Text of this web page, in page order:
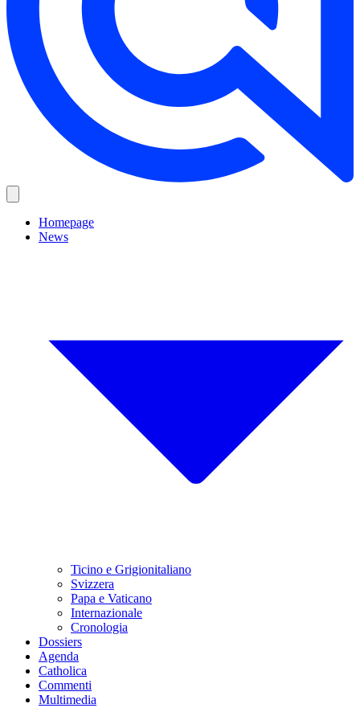
Homepage
News
Ticino e Grigionitaliano
Svizzera
Papa e Vaticano
Internazionale
Cronologia
Dossiers
Agenda
Catholica
Commenti
Multimedia